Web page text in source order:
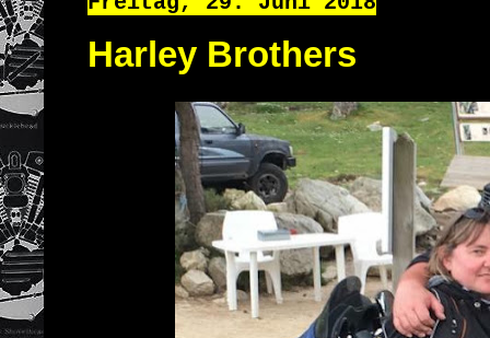
Harley Brothers